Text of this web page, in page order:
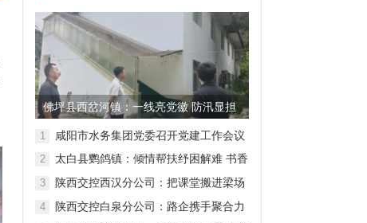
佛坪县西岔河镇：一线亮党徽 防汛显担
当
1 咸阳市水务集团党委召开党建工作会议
2
太白县鹦鸽镇：倾情帮扶纾困解难 书香
3
陕西交控西汉分公司：把课堂搬进梁场
4
陕西交控白泉分公司：路企携手聚合力